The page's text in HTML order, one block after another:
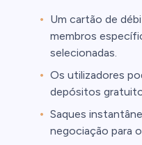
Um cartão de
membros
selecionadas.
Os utilizadores
depósitos
Saques
negociação para